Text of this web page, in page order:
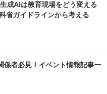
成AIは教育現場をどう変える
省ガイドラインから考える
係者必見！イベント情報記事一